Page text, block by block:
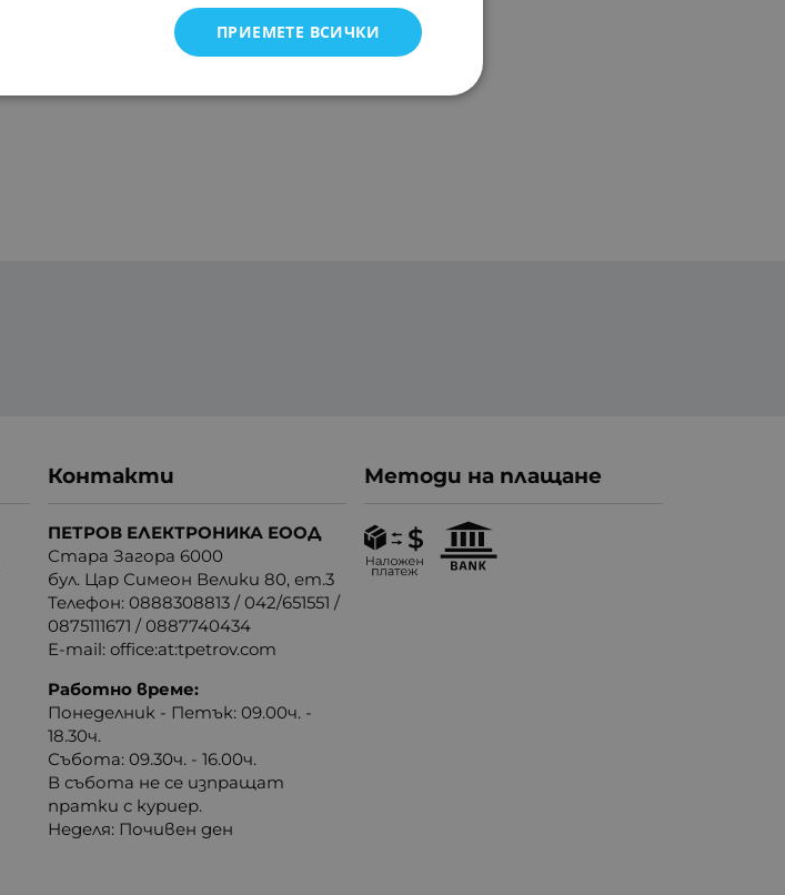
Контакти
ПЕТРОВ ЕЛЕКТРОНИКА ЕООД
Стара Загора 6000
бул. Цар Симеон Велики 80, ет.3
Телефон:0888308813 /042/651551 /
0875111671 /0887740434
E-mail:office:at:tpetrov.com
Работно време:
Понеделник - Петък: 09.00ч. -
18.30ч.
Събота: 09.30ч. - 16.00ч.
В събота не се изпращат
пратки с куриер.
Неделя: Почивен ден
Методи на плащане
ПРИЕМЕТЕ ВСИЧКИ